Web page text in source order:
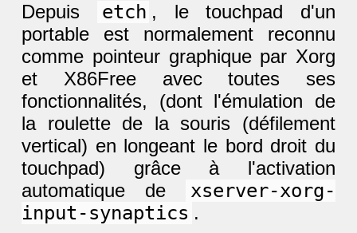
Depuis etch , le touchpad d'un
portable est normalement reconnu
comme pointeur graphique par Xorg
et X86Free avec toutes ses
fonctionnalités, (dont l'émulation de
la roulette de la souris (défilement
vertical) en longeant le bord droit du
touchpad) grâce à l'activation
automatique de
xserver-xorg-
input-synaptics .